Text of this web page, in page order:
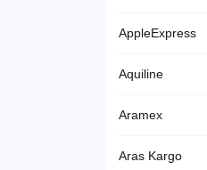
AppleExpress
Aquiline
Aramex
Aras Kargo